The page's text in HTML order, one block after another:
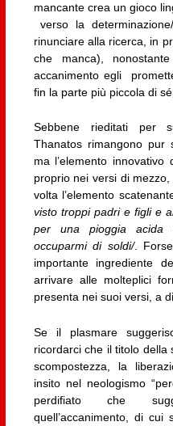
mancante crea un gioco
verso la
rinunciare alla ricerca, in
che manca),
accanimento egli
fin la parte più piccola di
Sebbene rieditati per
Thanatos rimangono pur
ma l’elemento
proprio nei versi di
volta l’elemento
visto troppi padri e figli e
per una pioggia
occuparmi di soldi/.
importante ingrediente
arrivare alle molteplici
presenta nei suoi versi, a
Se il plasmare
ricordarci che il titolo della
scompostezza, la
insito nel neologismo
perdifiato che
quell’accanimento, di